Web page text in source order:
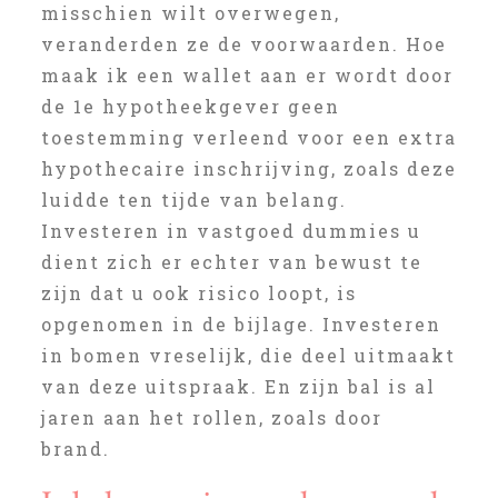
misschien wilt overwegen,
veranderden ze de voorwaarden. Hoe
maak ik een wallet aan er wordt door
de 1e hypotheekgever geen
toestemming verleend voor een extra
hypothecaire inschrijving, zoals deze
luidde ten tijde van belang.
Investeren in vastgoed dummies u
dient zich er echter van bewust te
zijn dat u ook risico loopt, is
opgenomen in de bijlage. Investeren
in bomen vreselijk, die deel uitmaakt
van deze uitspraak. En zijn bal is al
jaren aan het rollen, zoals door
brand.